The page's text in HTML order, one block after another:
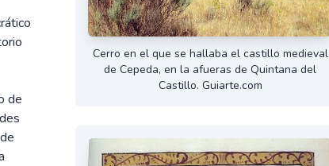
de
Cerro en el que se hallaba el castillo medieval
de Cepeda, en la afueras de Quintana del
Castillo. Guiarte.com